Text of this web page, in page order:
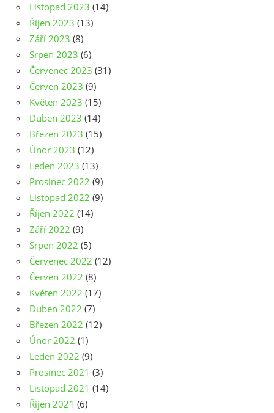
Listopad 2023 (14)
Říjen 2023 (13)
Září 2023 (8)
Srpen 2023 (6)
Červenec 2023 (31)
Červen 2023 (9)
Květen 2023 (15)
Duben 2023 (14)
Březen 2023 (15)
Únor 2023 (12)
Leden 2023 (13)
Prosinec 2022 (9)
Listopad 2022 (9)
Říjen 2022 (14)
Září 2022 (9)
Srpen 2022 (5)
Červenec 2022 (12)
Červen 2022 (8)
Květen 2022 (17)
Duben 2022 (7)
Březen 2022 (12)
Únor 2022 (1)
Leden 2022 (9)
Prosinec 2021 (3)
Listopad 2021 (14)
Říjen 2021 (6)